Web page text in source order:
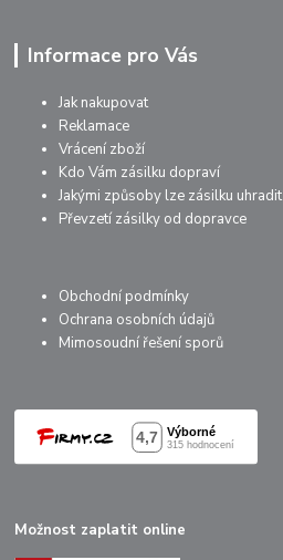
Informace pro Vás
Jak nakupovat
Reklamace
Vrácení zboží
Kdo Vám zásilku dopraví
Jakými způsoby lze zásilku uhradit
Převzetí zásilky od dopravce
Obchodní podmínky
Ochrana osobních údajů
Mimosoudní řešení sporů
Možnost zaplatit online